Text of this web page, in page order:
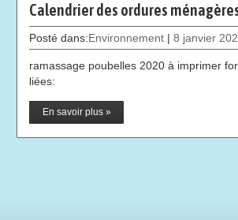
Calendrier des ordures
Posté dans:Environnement | 8 janvier
ramassage poubelles 2020 à imprimer
liées:
En savoir plus »